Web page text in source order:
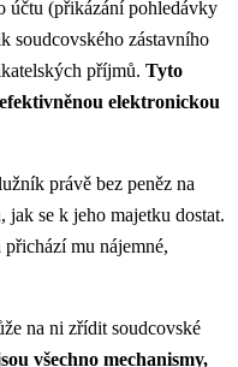
účtu (přikázání pohledávky
soudcovského zástavního
příjmů. Tyto
elektronickou
právě bez peněz na
jak se k jeho majetku dostat.
mu nájemné,
na ni zřídit soudcovské
všechno mechanismy,